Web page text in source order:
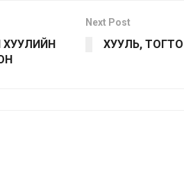
ХУУЛИЙН
Next Post
ХУУЛЬ,